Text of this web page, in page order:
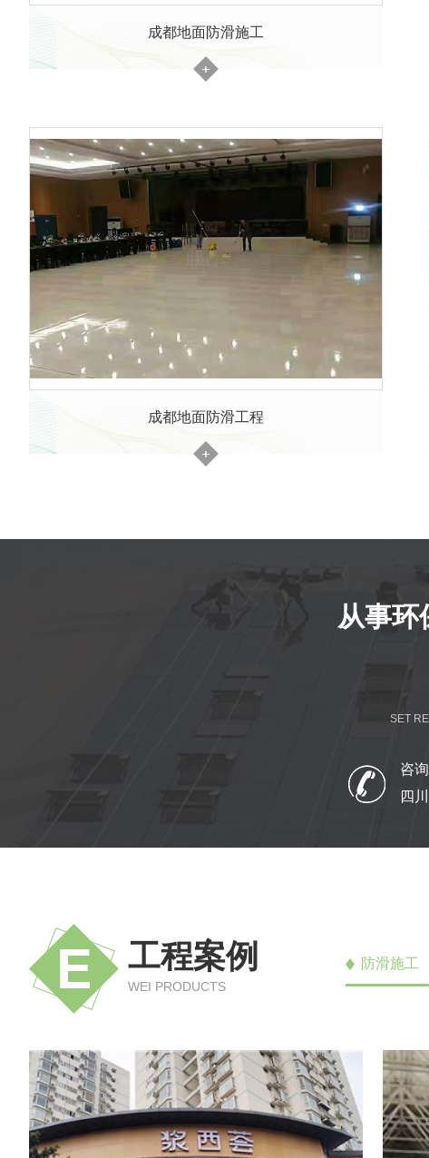
成都地面防滑施工
成都地面防滑工程
从事环
SET
咨
四
工程案例
WEI PRODUCTS
防滑施工